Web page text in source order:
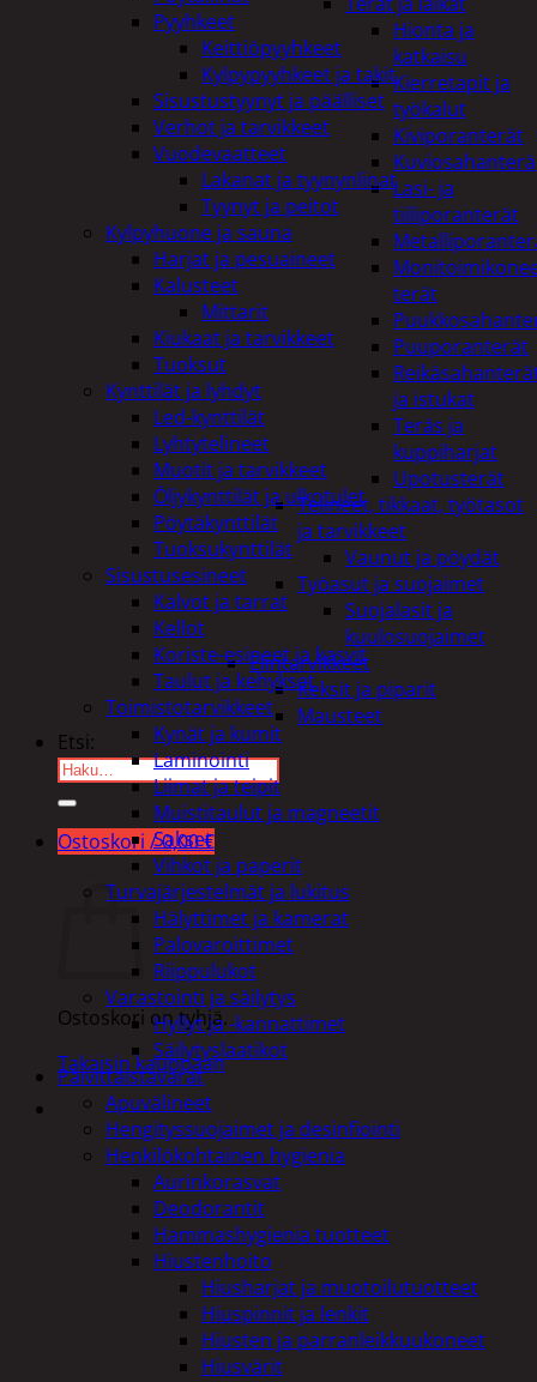
Hionta ja
katkaisu
Kierretapit ja
työkalut
Kiviporanterät
Kuviosahanterä
Lasi- ja
tiiliporanterät
terät
Puuporanterät
ja istukat
Teräs ja
kuppiharjat
Upotusterät
Telineet, tikkaat, työtasot
ja tarvikkeet
Vaunut ja pöydät
Työasut ja suojaimet
Suojalasit ja
kuulosuojaimet
Elintarvikkeet
Keksit ja piparit
Mausteet
Etsi:
Ostoskori /0,00€
Ostoskori on tyhjä.
Takaisin kauppaan
Pyyhkeet
Keittiöpyyhkeet
Kylpypyyhkeet ja takit
Sisustustyynyt ja päälliset
Verhot ja tarvikkeet
Vuodevaatteet
Lakanat ja tyynynlinat
Tyynyt ja peitot
Kylpyhuone ja sauna
Harjat ja pesuaineet
Kalusteet
Mittarit
Kiukaat ja tarvikkeet
Tuoksut
Kynttilät ja lyhdyt
Led-kynttilät
Lyhtytelineet
Muotit ja tarvikkeet
Öljykynttilät ja ulkotulet
Pöytäkynttilät
Tuoksukynttilät
Sisustusesineet
Kalvot ja tarrat
Kellot
Koriste-esineet ja kasvit
Taulut ja kehykset
Toimistotarvikkeet
Kynät ja kumit
Laminointi
Liimat ja teipit
Muistitaulut ja magneetit
Sakset
Vihkot ja paperit
Turvajärjestelmät ja lukitus
Hälyttimet ja kamerat
Palovaroittimet
Riippulukot
Varastointi ja säilytys
Hyllyt ja -kannattimet
Säilytyslaatikot
Päivittäistavarat
Apuvälineet
Hengityssuojaimet ja desinfiointi
Henkilökohtainen hygienia
Aurinkorasvat
Deodorantit
Hammashygienia tuotteet
Hiustenhoito
Hiusharjat ja muotoilutuotteet
Hiuspinnit ja lenkit
Hiusten ja parranleikkuukoneet
Hiusvärit